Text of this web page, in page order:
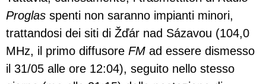
Proglas spenti non saranno impianti minori,
trattandosi dei siti di Žďár nad Sázavou (104,0
MHz, il primo diffusore FM ad essere dismesso
il 31/05 alle ore 12:04), seguito nello stesso